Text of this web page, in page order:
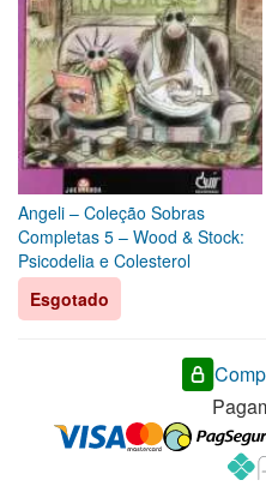
Angeli – Coleção Sobras
Completas 5 – Wood & Stock:
Psicodelia e Colesterol
Esgotado